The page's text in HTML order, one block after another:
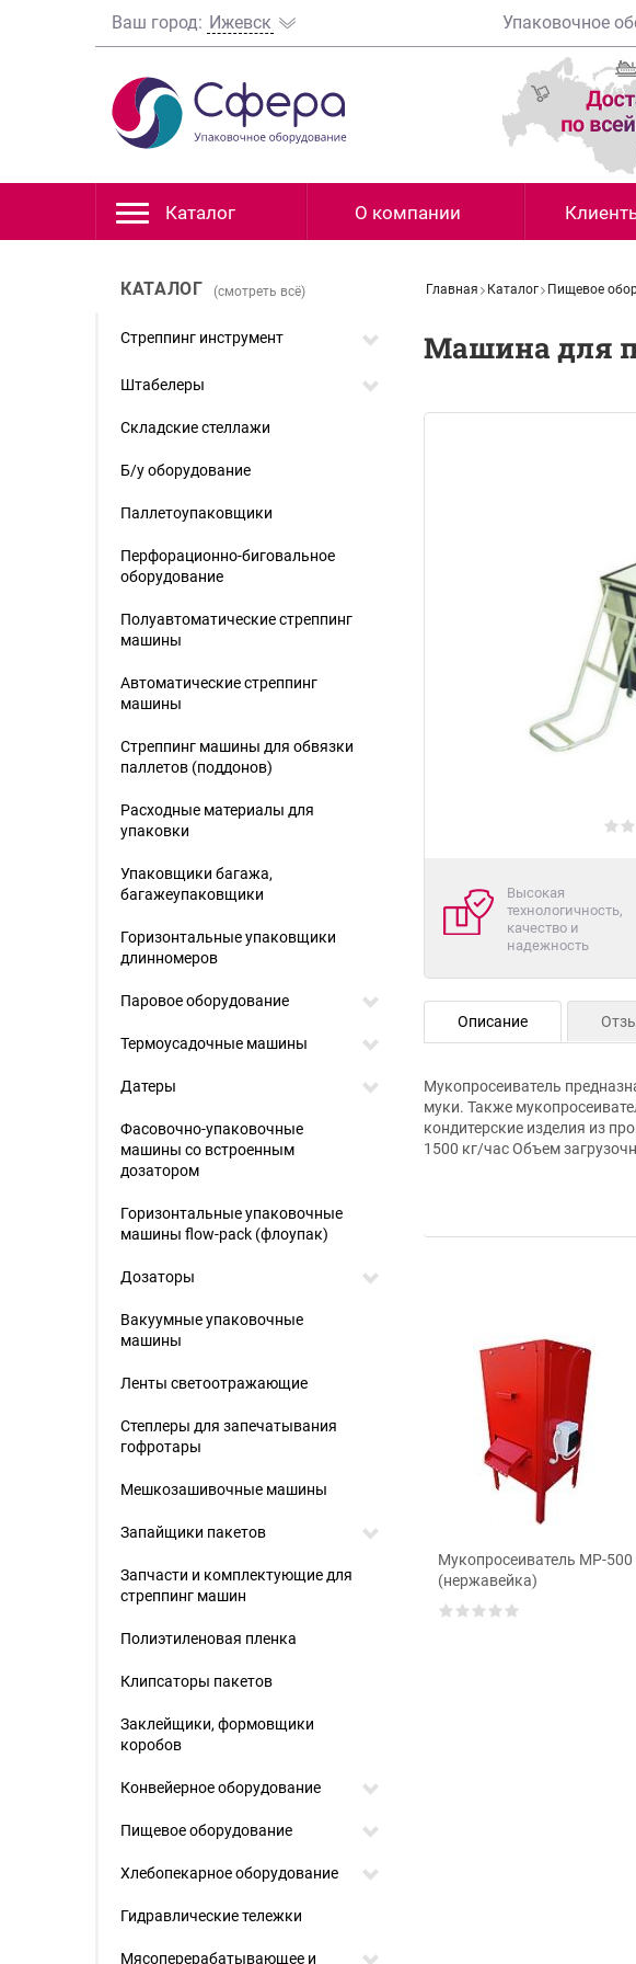
Ваш город: Ижевск Упаковочное
Каталог О компании
Главная Каталог Пищевое
Машина для
Высокая
технологичность,
качество и
надежность
Описание
Мукопросеиватель
муки. Также
кондитерские изделия из
1500 кг/час Объем
Мукопросеиватель MP-500
(нержавейка)
КАТАЛОГ (смотреть всё)
Стреппинг инструмент
Штабелеры
Складские стеллажи
Б/у оборудование
Паллетоупаковщики
Перфорационно-биговальное
оборудование
Полуавтоматические стреппинг
машины
Автоматические стреппинг
машины
Стреппинг машины для обвязки
паллетов (поддонов)
Расходные материалы для
упаковки
Упаковщики багажа,
багажеупаковщики
Горизонтальные упаковщики
длинномеров
Паровое оборудование
Термоусадочные машины
Датеры
Фасовочно-упаковочные
машины со встроенным
дозатором
Горизонтальные упаковочные
машины flow-pack (флоупак)
Дозаторы
Вакуумные упаковочные
машины
Ленты светоотражающие
Степлеры для запечатывания
гофротары
Мешкозашивочные машины
Запайщики пакетов
Запчасти и комплектующие для
стреппинг машин
Полиэтиленовая пленка
Клипсаторы пакетов
Заклейщики, формовщики
коробов
Конвейерное оборудование
Пищевое оборудование
Хлебопекарное оборудование
Гидравлические тележки
Мясоперерабатывающее и